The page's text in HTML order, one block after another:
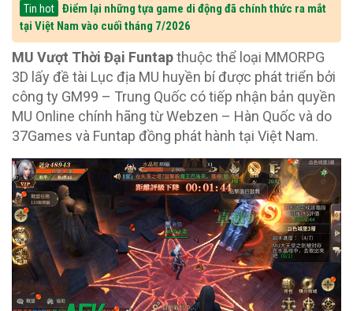
Tin hot
Điểm lại những tựa game di động đã chính thức ra mắt
tại Việt Nam vào cuối tháng 7/2026
MU Vượt Thời Đại Funtapthuộc thể loại MMORPG
3D lấy đề tài Lục địa MU huyền bí được phát triển bởi
công ty GM99 – Trung Quốc có tiếp nhận bản quyền
MU Online chính hãng từ Webzen – Hàn Quốc và do
37Games và Funtap đồng phát hành tại Việt Nam.